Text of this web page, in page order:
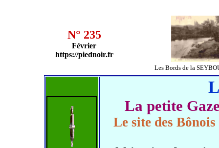
N° 235
Février
https://piednoir.fr
Les Bords de la
La petite
Le site des